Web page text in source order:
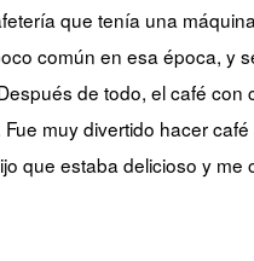
que tenía una
común en esa época, y
de todo, el café con
muy divertido hacer
que estaba delicioso y me